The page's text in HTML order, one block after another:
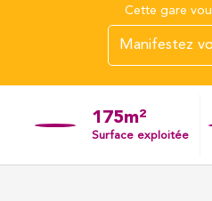
Cette gare
Manifestez
175m²
Surface exploitée